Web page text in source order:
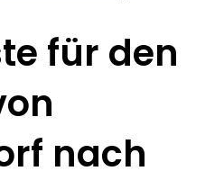
für den
nach